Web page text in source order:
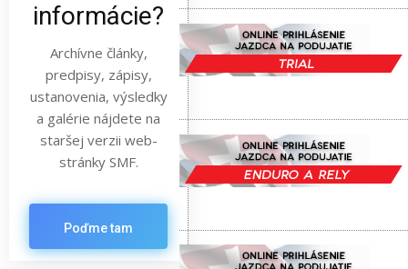
informácie?
Archívne články,
predpisy, zápisy,
ustanovenia, výsledky
a galérie nájdete na
staršej verzii web-
stránky SMF.
Poďme tam